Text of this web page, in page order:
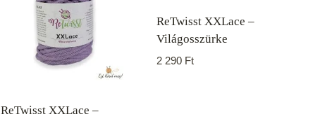
ReTwisst XXLace –
ReTwisst XXLace –
Világosszürke
2 290 Ft